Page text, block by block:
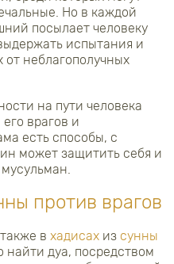
Но в каждой
посылает человеку
испытания и
от неблагополучных
на пути человека
врагов и
есть способы, с
может защитить себя и
против врагов
в хадисах из сунны